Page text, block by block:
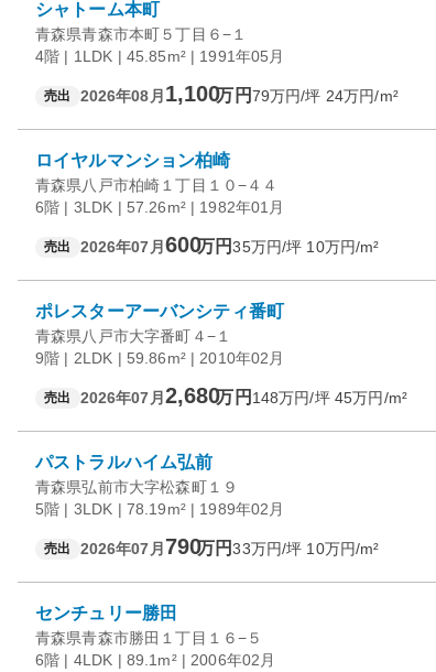
シャトーム本町
青森県青森市本町５丁目６−１
4階 | 1LDK | 45.85m² | 1991年05月
売出 2026年08月 1,100万円79万円/坪 24万円/m²
ロイヤルマンション柏崎
青森県八戸市柏崎１丁目１０−４４
6階 | 3LDK | 57.26m² | 1982年01月
売出 2026年07月 600万円35万円/坪 10万円/m²
ポレスターアーバンシティ番町
青森県八戸市大字番町４−１
9階 | 2LDK | 59.86m² | 2010年02月
売出 2026年07月 2,680万円 148万円/坪 45万円/m²
パストラルハイム弘前
青森県弘前市大字松森町１９
5階 | 3LDK | 78.19m² | 1989年02月
売出 2026年07月 790万円33万円/坪 10万円/m²
センチュリー勝田
青森県青森市勝田１丁目１６−５
6階 | 4LDK | 89.1m² | 2006年02月